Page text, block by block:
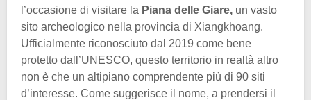
l’occasione di visitare la Piana delle Giare, un vasto
sito archeologico nella provincia di Xiangkhoang.
Ufficialmente riconosciuto dal 2019 come bene
protetto dall’UNESCO, questo territorio in realtà altro
non è che un altipiano comprendente più di 90 siti
d’interesse. Come suggerisce il nome, a prendersi il